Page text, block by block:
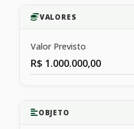
VALORES
Valor Previsto
R$ 1.000.000,00
OBJETO